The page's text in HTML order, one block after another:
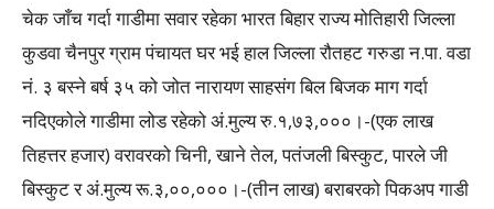
चेक जाँच गर्दा गाडीमा सवार रहेका भारत बिहार राज्य मोतिहारी जिल्ला
कुडवा चैनपुर ग्राम पंचायत घर भई हाल जिल्ला रौतहट गरुडा न.पा. वडा
नं. ३ बस्ने बर्ष ३५ को जोत नारायण साहसंग बिल बिजक माग गर्दा
नदिएकोले गाडीमा लोड रहेको अं.मुल्य रु.१,७३,०००।-(एक लाख
तिहत्तर हजार) वरावरको चिनी, खाने तेल, पतंजली बिस्कुट, पारले जी
बिस्कुट र अं.मुल्य रू.३,००,०००।-(तीन लाख) बराबरको पिकअप गाडी